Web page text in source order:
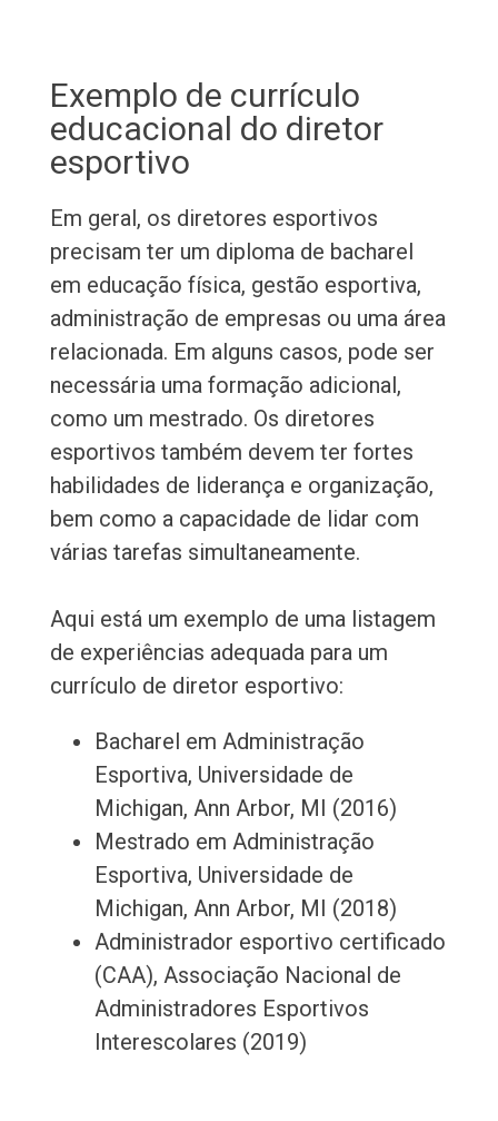
Exemplo de currículo
educacional do diretor
esportivo
Em geral, os diretores esportivos
precisam ter um diploma de bacharel
em educação física, gestão esportiva,
administração de empresas ou uma área
relacionada. Em alguns casos, pode ser
necessária uma formação adicional,
como um mestrado. Os diretores
esportivos também devem ter fortes
habilidades de liderança e organização,
bem como a capacidade de lidar com
várias tarefas simultaneamente.
Aqui está um exemplo de uma listagem
de experiências adequada para um
currículo de diretor esportivo:
Bacharel em Administração
Esportiva, Universidade de
Michigan, Ann Arbor, MI (2016)
Mestrado em Administração
Esportiva, Universidade de
Michigan, Ann Arbor, MI (2018)
Administrador esportivo certificado
(CAA), Associação Nacional de
Administradores Esportivos
Interescolares (2019)